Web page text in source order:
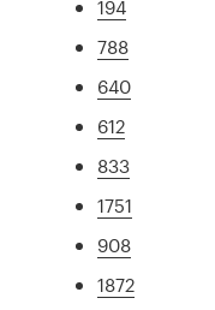
194
788
640
612
833
1751
908
1872